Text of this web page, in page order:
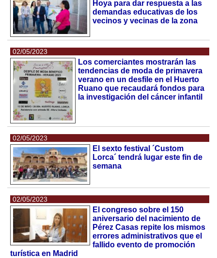
Hoya para dar respuesta a las
demandas educativas de los
vecinos y vecinas de la zona
02/05/2023
Los comerciantes mostrarán las
tendencias de moda de primavera
verano en un desfile en el Huerto
Ruano que recaudará fondos para
la investigación del cáncer infantil
02/05/2023
El sexto festival ´Custom
Lorca´ tendrá lugar este fin de
semana
02/05/2023
El congreso sobre el 150
aniversario del nacimiento de
Pérez Casas repite los mismos
errores administrativos que el
fallido evento de promoción
turística en Madrid